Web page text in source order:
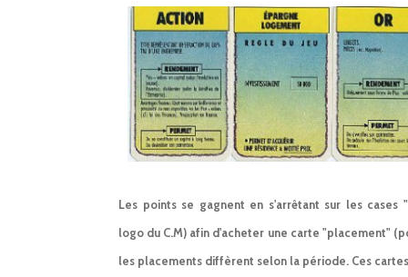
Les points se gagnent en s'arrêtant sur les cases
logo du C.M) afin d'acheter une carte "placement"
les placements diffèrent selon la période. Ces